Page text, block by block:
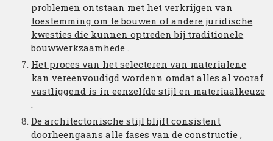
problemen ontstaan met het verkrijgen van
toestemming om te bouwen of andere juridische
kwesties die kunnen optreden bij traditionele
bouwwerkzaamhede .
Het proces van het selecteren van materialene
kan vereenvoudigd wordenn omdat alles al vooraf
vastliggend is in eenzelfde stijl en materiaalkeuze
.
De architectonische stijl blijft consistent
doorheengaans alle fases van de constructie ,